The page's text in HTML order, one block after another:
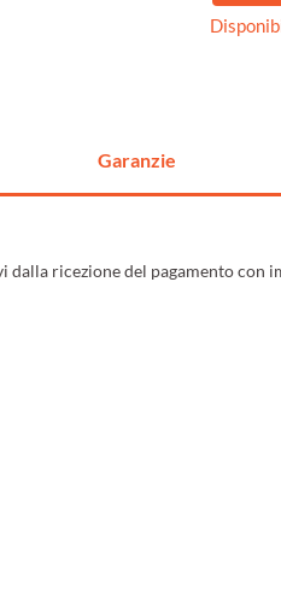
Garanzie
ricezione del pagamento con